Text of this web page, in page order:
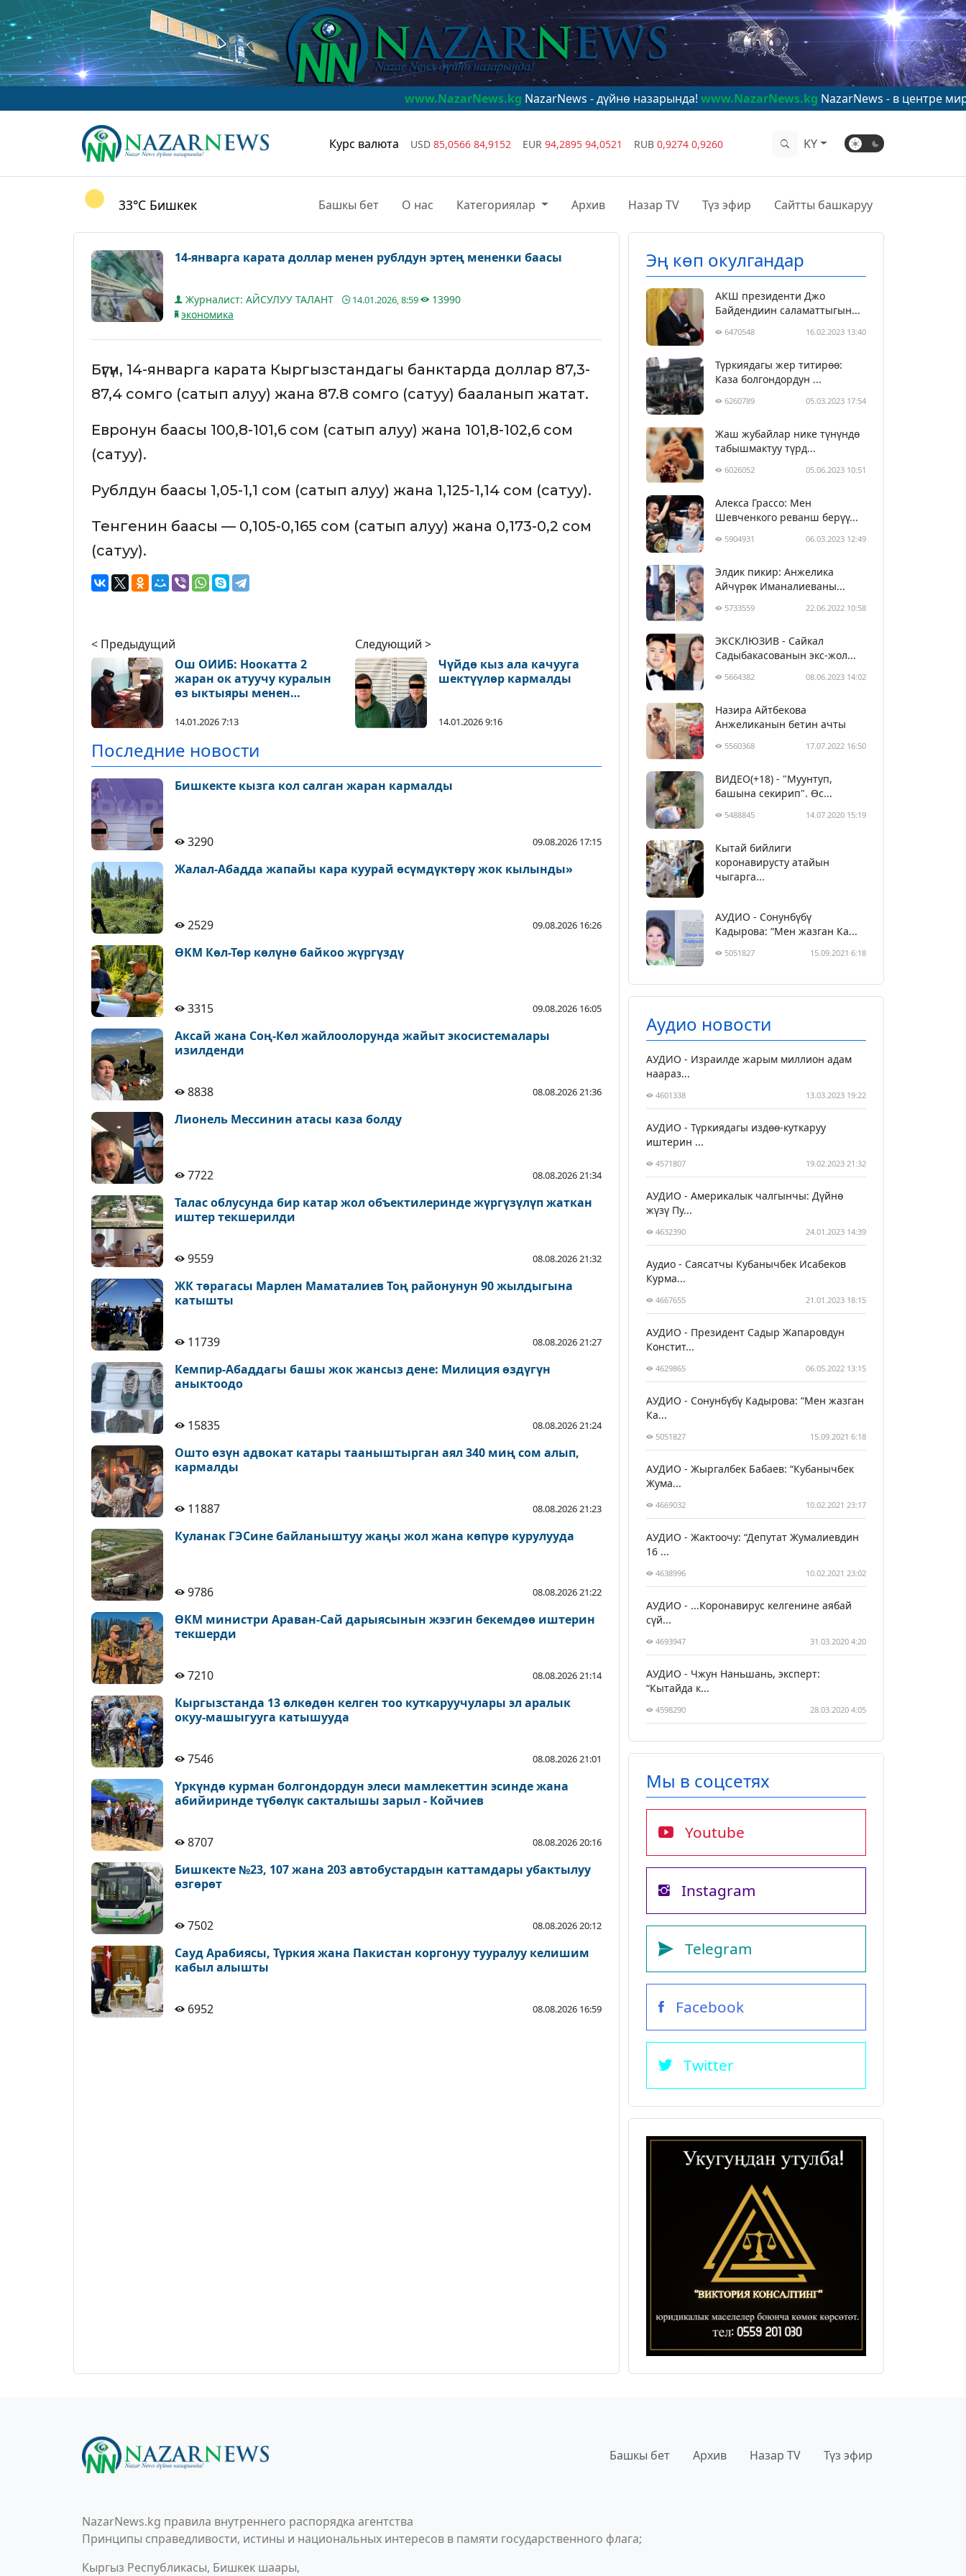
www.NazarNews.kgNazarNews - дүйнө назарында!www.NazarNews.kgNazarNews - в центре мирового
Курс валюта USD 85,0566 84,9152 EUR 94,2895 94,0521 RUB 0,9274 0,9260 KY
33°C Бишкек Башкы бет О нас Категориялар Архив Назар TV Түз эфир Сайтты башкаруу
14-январга карата доллар менен рублдун эртең мененки баасы
Журналист: АЙСУЛУУ ТАЛАНТ 14.01.2026, 8:59
13990
экономика
Бүгүн, 14-январга карата Кыргызстандагы банктарда доллар 87,3-
87,4 сомго (сатып алуу) жана 87.8 сомго (сатуу) бааланып жатат.
Евронун баасы 100,8-101,6 сом (сатып алуу) жана 101,8-102,6 сом
(сатуу).
Рублдун баасы 1,05-1,1 сом (сатып алуу) жана 1,125-1,14 сом (сатуу).
Тенгенин баасы — 0,105-0,165 сом (сатып алуу) жана 0,173-0,2 сом
(сатуу).
< Предыдущий
Ош ОИИБ: Ноокатта 2
жаран ок атуучу куралын
өз ыктыяры менен
14.01.2026 7:13
Следующий >
Чүйдө кыз ала качууга
шектүүлөр кармалды
14.01.2026 9:16
Последние новости
Бишкекте кызга кол салган жаран кармалды
3290 09.08.2026 17:15
Жалал-Абадда жапайы кара куурай өсүмдүктөрү жок кылынды»
2529 09.08.2026 16:26
ӨКМ Көл-Төр көлүнө байкоо жүргүздү
3315 09.08.2026 16:05
Аксай жана Соң-Көл жайлоолорунда жайыт экосистемалары
изилденди
8838 08.08.2026 21:36
Лионель Мессинин атасы каза болду
7722 08.08.2026 21:34
Талас облусунда бир катар жол объектилеринде жүргүзүлүп жаткан
иштер текшерилди
9559 08.08.2026 21:32
ЖК төрагасы Марлен Маматалиев Тоң районунун 90 жылдыгына
катышты
11739 08.08.2026 21:27
Кемпир-Абаддагы башы жок жансыз дене: Милиция өздүгүн
аныктоодо
15835 08.08.2026 21:24
Ошто өзүн адвокат катары тааныштырган аял 340 миң сом алып,
кармалды
11887 08.08.2026 21:23
Куланак ГЭСине байланыштуу жаңы жол жана көпүрө курулууда
9786 08.08.2026 21:22
ӨКМ министри Араван-Сай дарыясынын жээгин бекемдөө иштерин
текшерди
7210 08.08.2026 21:14
Кыргызстанда 13 өлкөдөн келген тоо куткаруучулары эл аралык
окуу-машыгууга катышууда
7546 08.08.2026 21:01
Үркүндө курман болгондордун элеси мамлекеттин эсинде жана
абийиринде түбөлүк сакталышы зарыл - Койчиев
8707 08.08.2026 20:16
Бишкекте №23, 107 жана 203 автобустардын каттамдары убактылуу
өзгөрөт
7502 08.08.2026 20:12
Сауд Арабиясы, Түркия жана Пакистан коргонуу тууралуу келишим
кабыл алышты
6952 08.08.2026 16:59
Эң көп окулгандар
АКШ президенти Джо
Байдендиин саламаттыгын...
6470548 16.02.2023 13:40
Түркиядагы жер титирөө:
Каза болгондордун ...
6260789 05.03.2023 17:54
Жаш жубайлар нике түнүндө
табышмактуу түрд...
6026052 05.06.2023 10:51
Алекса Грассо: Мен
Шевченкого реванш берүү...
5904931 06.03.2023 12:49
Элдик пикир: Анжелика
Айчүрөк Иманалиеваны...
5733559 22.06.2022 10:58
ЭКСКЛЮЗИВ - Сайкал
Садыбакасованын экс-жол...
5664382 08.06.2023 14:02
Назира Айтбекова
Анжеликанын бетин ачты
5560368 17.07.2022 16:50
ВИДЕО(+18) - "Муунтуп,
башына секирип". Өс...
5488845 14.07.2020 15:19
Кытай бийлиги
коронавирусту атайын
чыгарга...
АУДИО - Сонунбүбү
Кадырова: “Мен жазган Ка...
5051827 15.09.2021 6:18
Аудио новости
АУДИО - Израилде жарым миллион адам
наараз...
4601338 13.03.2023 19:22
АУДИО - Түркиядагы издөө-куткаруу
иштерин ...
4571807 19.02.2023 21:32
АУДИО - Америкалык чалгынчы: Дүйнө
жүзү Пу...
4632390 24.01.2023 14:39
Аудио - Саясатчы Кубанычбек Исабеков
Курма...
4667655 21.01.2023 18:15
АУДИО - Президент Садыр Жапаровдун
Констит...
4629865 06.05.2022 13:15
АУДИО - Сонунбүбү Кадырова: “Мен жазган
Ка...
5051827 15.09.2021 6:18
АУДИО - Жыргалбек Бабаев: “Кубанычбек
Жума...
4669032 10.02.2021 23:17
АУДИО - Жактоочу: “Депутат Жумалиевдин
16 ...
4638996 10.02.2021 23:02
АУДИО - ...Коронавирус келгенине аябай
сүй...
4693947 31.03.2020 4:20
АУДИО - Чжун Наньшань, эксперт:
“Кытайда к...
4598290 28.03.2020 4:05
Мы в соцсетях
Youtube
Instagram
Telegram
Facebook
Twitter
Башкы бет Архив Назар TV Түз эфир
NazarNews.kg правила внутреннего распорядка агентства
Принципы справедливости, истины и национальных интересов в памяти государственного флага;
Кыргыз Республикасы, Бишкек шаары,